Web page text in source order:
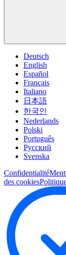
Deutsch
English
Español
Français
Italiano
日本語
한국인
Nederlands
Polski
Português
Pусский
Svenska
Confidentialité
des cookies